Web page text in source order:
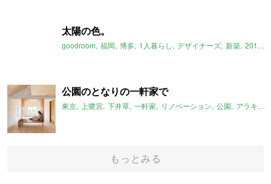
太陽の色。
goodroom 福岡 博多 1人暮らし デザイナーズ 新築 2019年9月のおすすめ
公園のとなりの一軒家で
東京 上鷺宮 下井草 一軒家 リノベーション 公園 アラキ＋ササキアーキテクツ
もっとみる